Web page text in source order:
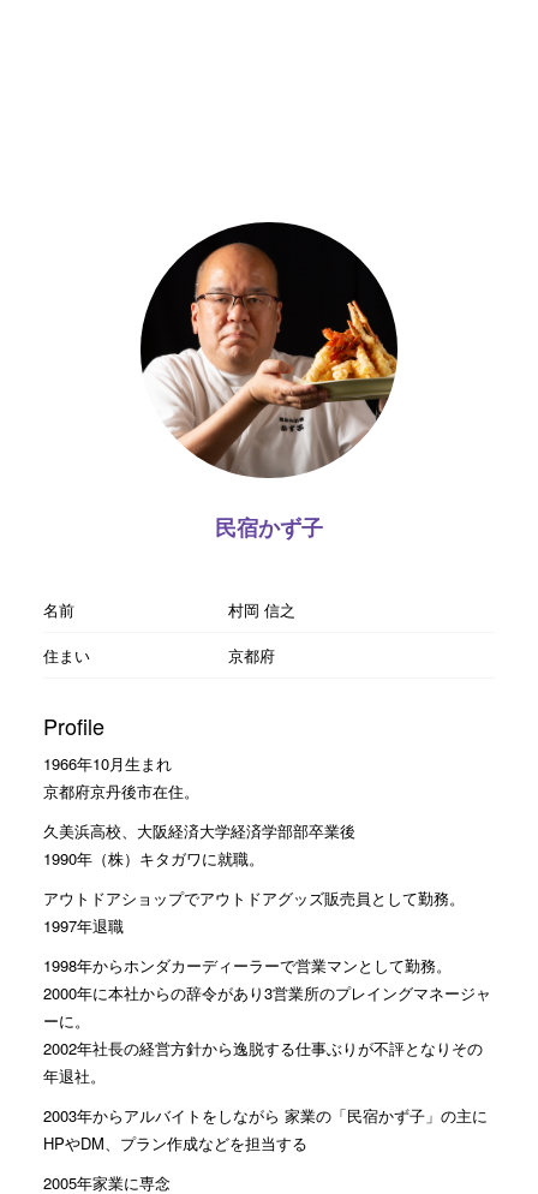
民宿かず子
名前
村岡 信之
住まい
京都府
Profile
1966年10月生まれ
京都府京丹後市在住。
久美浜高校、大阪経済大学経済学部部卒業後
1990年（株）キタガワに就職。
アウトドアショップでアウトドアグッズ販売員として勤務。
1997年退職
1998年からホンダカーディーラーで営業マンとして勤務。
2000年に本社からの辞令があり3営業所のプレイングマネージャ
ーに。
2002年社長の経営方針から逸脱する仕事ぶりが不評となりその
年退社。
2003年からアルバイトをしながら 家業の「民宿かず子」の主に
HPやDM、プラン作成などを担当する
2005年家業に専念